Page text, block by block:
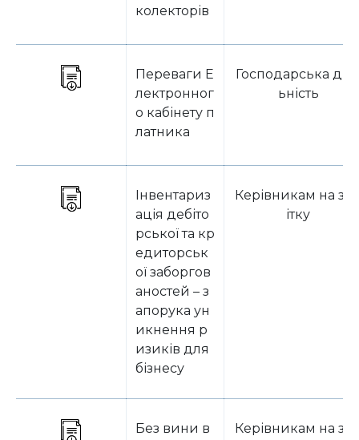
колекторів
Переваги Е
лектронног
о кабінету п
латника
Господарська
ьність
Інвентариз
ація дебіто
рської та кр
едиторськ
ої заборгов
аностей – з
апорука ун
икнення р
изиків для
бізнесу
Керівникам на
ітку
Без вини в
Керівникам на